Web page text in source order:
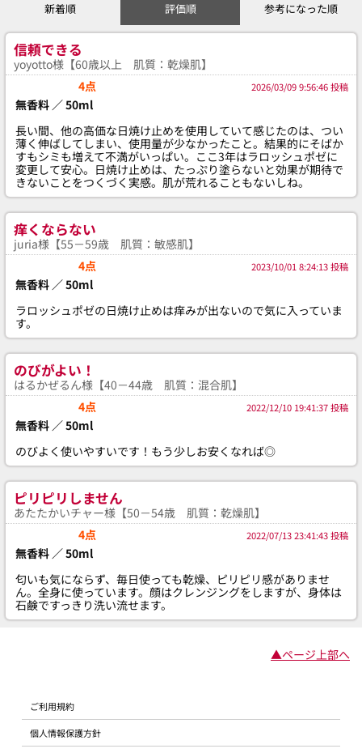
新着順 評価順 参考になった順
信頼できる
yoyotto様【60歳以上 肌質：乾燥肌】
4点
2026/03/09 9:56:46 投稿
無香料 ／ 50ml
長い間、他の高価な日焼け止めを使用していて感じたのは、つい
薄く伸ばしてしまい、使用量が少なかったこと。結果的にそばか
すもシミも増えて不満がいっぱい。ここ3年はラロッシュポゼに
変更して安心。日焼け止めは、たっぷり塗らないと効果が期待で
きないことをつくづく実感。肌が荒れることもないしね。
痒くならない
juria様【55－59歳 肌質：敏感肌】
4点
2023/10/01 8:24:13 投稿
無香料 ／ 50ml
ラロッシュポゼの日焼け止めは痒みが出ないので気に入っていま
す。
のびがよい！
はるかぜるん様【40－44歳 肌質：混合肌】
4点
2022/12/10 19:41:37 投稿
無香料 ／ 50ml
のびよく使いやすいです！もう少しお安くなれば◎
ピリピリしません
あたたかいチャー様【50－54歳 肌質：乾燥肌】
4点
2022/07/13 23:41:43 投稿
無香料 ／ 50ml
匂いも気にならず、毎日使っても乾燥、ピリピリ感がありませ
ん。全身に使っています。顔はクレンジングをしますが、身体は
石鹸ですっきり洗い流せます。
▲ページ上部へ
ご利用規約
個人情報保護方針